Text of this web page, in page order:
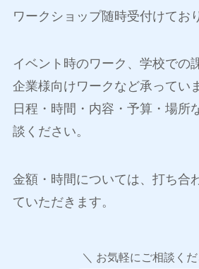
ワークショップ随時受付けてお
イベント時のワーク、学校での
企業様向けワークなど承ってい
日程・時間・内容・予算・場所
談ください。
金額・時間については、打ち合
ていただきます。
＼ お気軽にご相談く